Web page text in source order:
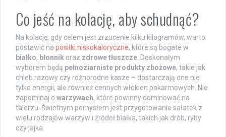
Co jeść na kolację, aby schudnąć?
Na kolację, gdy celem jest zrzucenie kilku kilogramów, warto
postawić na posiłki niskokaloryczne, które są bogate w
białko, błonnik oraz zdrowe tłuszcze . Doskonałym
wyborem będą pełnoziarniste produkty zbożowe, takie jak
chleb razowy czy różnorodne kasze – dostarczają one nie
tylko energii, ale również cennych włókien pokarmowych. Nie
zapominaj o warzywach, które powinny dominować na
talerzu. Świetnym pomysłem jest przygotowanie sałatek z
wielu rodzajów warzyw i źródeł białka, takich jak drób, ryby
czy jajka.